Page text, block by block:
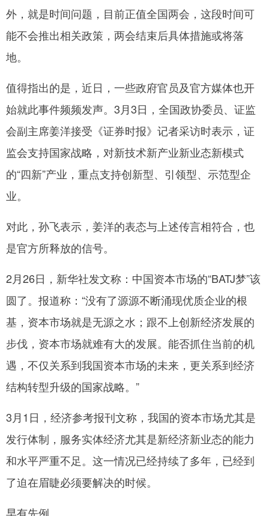
外，就是时间问题，目前正值全国两会，这段时间可
能不会推出相关政策，两会结束后具体措施或将落
地。
值得指出的是，近日，一些政府官员及官方媒体也开
始就此事件频频发声。3月3日，全国政协委员、证监
会副主席姜洋接受《证券时报》记者采访时表示，证
监会支持国家战略，对新技术新产业新业态新模式
的“四新”产业，重点支持创新型、引领型、示范型企
业。
对此，孙飞表示，姜洋的表态与上述传言相符合，也
是官方所释放的信号。
2月26日，新华社发文称：中国资本市场的“BATJ梦”该
圆了。报道称：“没有了源源不断涌现优质企业的根
基，资本市场就是无源之水；跟不上创新经济发展的
步伐，资本市场就难有大的发展。能否抓住当前的机
遇，不仅关系到我国资本市场的未来，更关系到经济
结构转型升级的国家战略。”
3月1日，经济参考报刊文称，我国的资本市场尤其是
发行体制，服务实体经济尤其是新经济新业态的能力
和水平严重不足。这一情况已经持续了多年，已经到
了迫在眉睫必须要解决的时候。